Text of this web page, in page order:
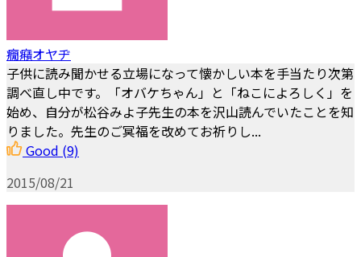
癇癪オヤヂ
子供に読み聞かせる立場になって懐かしい本を手当たり次第
調べ直し中です。「オバケちゃん」と「ねこによろしく」を
始め、自分が松谷みよ子先生の本を沢山読んでいたことを知
りました。先生のご冥福を改めてお祈りし...
Good (9)
2015/08/21